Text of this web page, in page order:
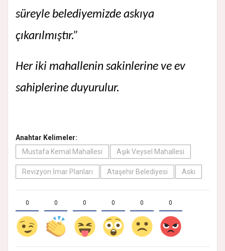
süreyle belediyemizde askıya
çıkarılmıştır.”
Her iki mahallenin sakinlerine ve ev
sahiplerine duyurulur.
Anahtar Kelimeler:
Mustafa Kemal Mahallesi
Aşık Veysel Mahallesi
Revizyon İmar Planları Ataşehir Belediyesi Askı
0 0 0 0 0 0